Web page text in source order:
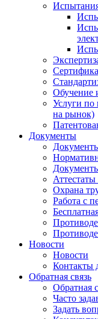
Обучение
Услуги по
на рынок)
Документы
Охрана
Работа с
Новости
Новости
Обратная связь
Обратная
Часто
Задать